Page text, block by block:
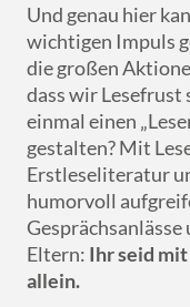
Und genau hier
wichtigen Impuls
die großen
dass wir Lesefrust
einmal einen
gestalten? Mit
Erstleseliteratur
humorvoll
Eltern: Ihr seid
allein.